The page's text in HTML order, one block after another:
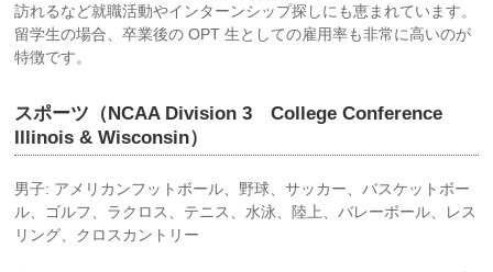
訪れるなど就職活動やインターンシップ探しにも恵まれています。
留学生の場合、卒業後の OPT 生としての雇用率も非常に高いのが
特徴です。
スポーツ（NCAA Division 3 College Conference
Illinois & Wisconsin）
男子: アメリカンフットボール、野球、サッカー、バスケットボー
ル、ゴルフ、ラクロス、テニス、水泳、陸上、バレーボール、レス
リング、クロスカントリー